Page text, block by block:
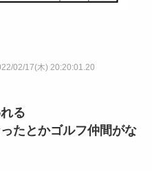
02/17(木) 20:20:01.20
る
たとかゴルフ仲間がな